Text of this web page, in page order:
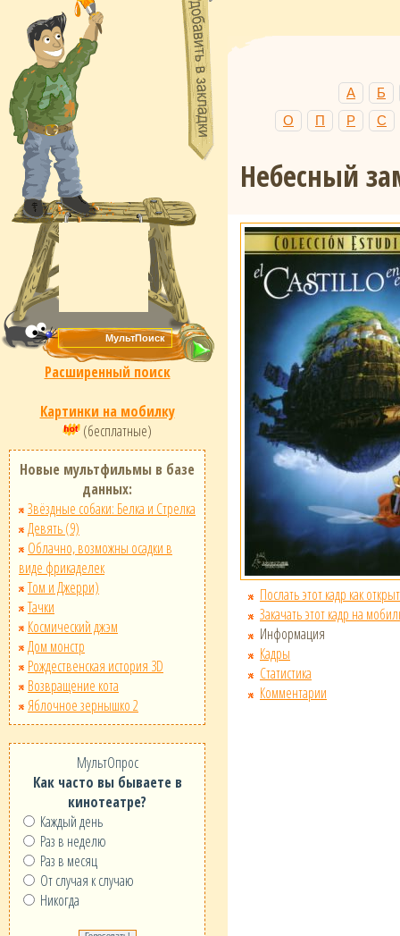
Расширенный поиск
Картинки на мобилку
(бесплатные)
Новые мультфильмы в базе
данных:
Звёздные собаки: Белка и Стрелка
Девять (9)
Облачно, возможны осадки в
виде фрикаделек
Том и Джерри)
Тачки
Космический джэм
Дом монстр
Рождественская история 3D
Возвращение кота
Яблочное зернышко 2
МультОпрос
Как часто вы бываете в
кинотеатре?
Каждый день
Раз в неделю
Раз в месяц
От случая к случаю
Никогда
А
Б
О
П Р С
Небесный
Послать этот кадр как
Закачать этот кадр на
Информация
Кадры
Статистика
Комментарии